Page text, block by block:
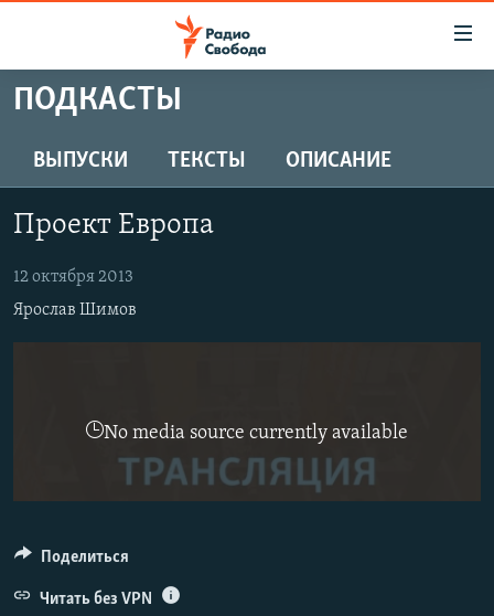
упрощенного
Вернуться
к
основному
содержанию
Вернутся
ПРОГРАММЫ
ПОДКАСТЫ
ЦИТАТЫ СВОБОДЫ
МНЕНИЯ
КУЛЬТУРА
СЕВЕР.РЕАЛИИ
СИБИРЬ.РЕАЛИИ
ПОДПИШИТЕСЬ НА РАССЫЛКУ
ПОДКАСТЫ
ВЫПУСКИ ТЕКСТЫ ОПИСАНИЕ
Проект Европа
12 октября 2013
Ярослав Шимов
No media source currently available
Поделиться
Читать без VPN